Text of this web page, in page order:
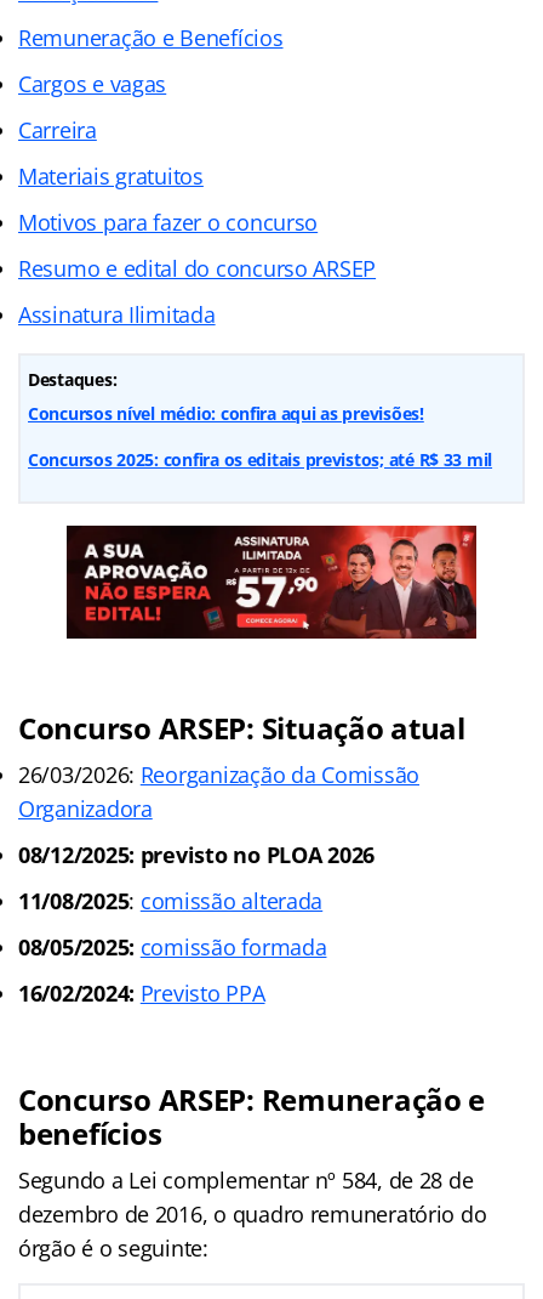
Remuneração e Benefícios
Cargos e vagas
Carreira
Materiais gratuitos
Motivos para fazer o concurso
Resumo e edital do concurso ARSEP
Assinatura Ilimitada
Destaques:
Concursos nível médio: confira aqui as previsões!
Concursos 2025: confira os editais previstos; até R$ 33 mil
Concurso ARSEP: Situação atual
26/03/2026: Reorganização da Comissão
Organizadora
08/12/2025: previsto no PLOA 2026
11/08/2025: comissão alterada
08/05/2025: comissão formada
16/02/2024: Previsto PPA
Concurso ARSEP: Remuneração e
benefícios
Segundo a Lei complementar nº 584, de 28 de
dezembro de 2016, o quadro remuneratório do
órgão é o seguinte: